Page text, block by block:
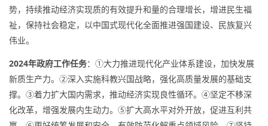
势，持续推动经济实现质的有效提升和量的合理增长，增进民生福
祉，保持社会稳定，以中国式现代化全面推进强国建设、民族复兴
伟业。
2024年政府工作任务：①大力推进现代化产业体系建设，加快发展
新质生产力。②深入实施科教兴国战略，强化高质量发展的基础支
撑。③着力扩大国内需求，推动经济实现良性循环。④坚定不移深
化改革，增强发展内生动力。⑤扩大高水平对外开放，促进互利共